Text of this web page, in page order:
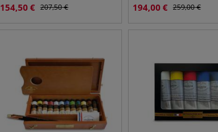
154,50 € 207,50€ 194,00 € 259,00€